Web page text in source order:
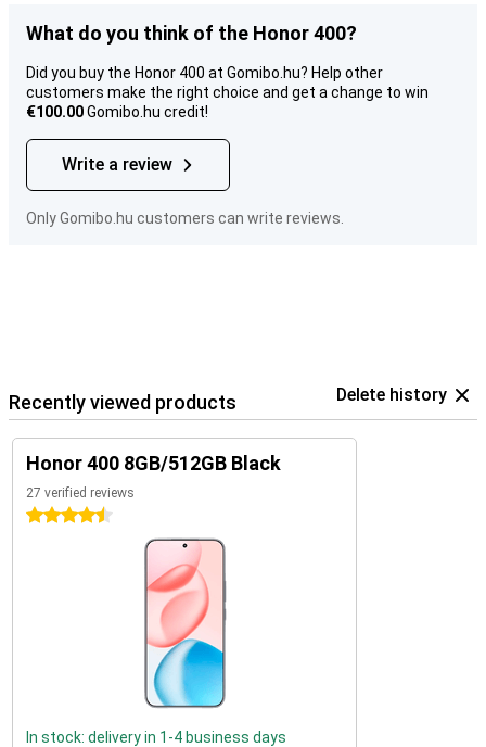
What do you think of the Honor 400?
Did you buy the Honor 400 at Gomibo.hu? Help other
customers make the right choice and get a change to win
€100.00Gomibo.hu credit!
Write a review
Only Gomibo.hu customers can write reviews.
Recently viewed products Delete history
Honor 400 8GB/512GB Black
27 verified reviews
4.5 stars
In stock: delivery in 1-4 business days